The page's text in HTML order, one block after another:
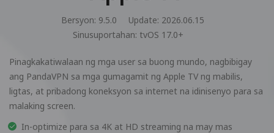
Bersyon: 9.5.0
Update: 2026.06.15
Sinusuportahan: tvOS 17.0+
Pinagkakatiwalaan ng mga user sa buong mundo, nagbibigay
ang PandaVPN sa mga gumagamit ng Apple TV ng mabilis,
ligtas, at pribadong koneksyon sa internet na idinisenyo para sa
malaking screen.
In-optimize para sa 4K at HD streaming na may mas